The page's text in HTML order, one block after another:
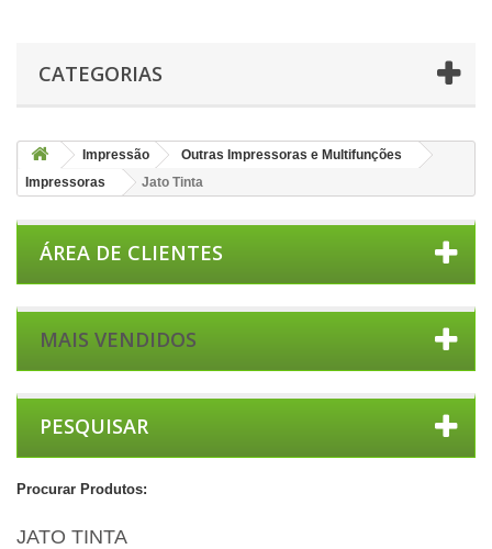
CATEGORIAS
Impressão
Outras Impressoras e Multifunções
Impressoras
Jato Tinta
ÁREA DE CLIENTES
MAIS VENDIDOS
PESQUISAR
Procurar Produtos:
JATO TINTA